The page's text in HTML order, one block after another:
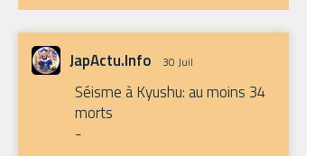
JapActu.Info 30 Juil
Séisme à Kyushu: au moins 34
morts
-